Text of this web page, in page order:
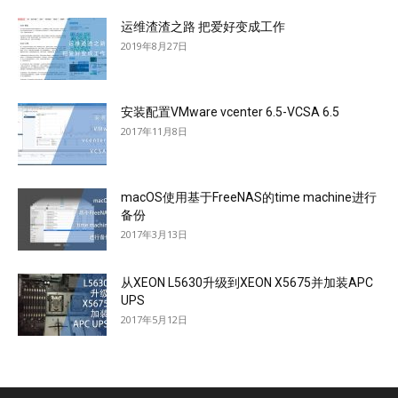
运维渣渣之路 把爱好变成工作
2019年8月27日
安装配置VMware vcenter 6.5-VCSA 6.5
2017年11月8日
macOS使用基于FreeNAS的time machine进行
备份
2017年3月13日
从XEON L5630升级到XEON X5675并加装APC
UPS
2017年5月12日